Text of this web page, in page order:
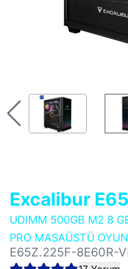
Excalibur
UDIMM 500GB M2 8
PRO MASAÜSTÜ
E65Z.225F-8E60R-